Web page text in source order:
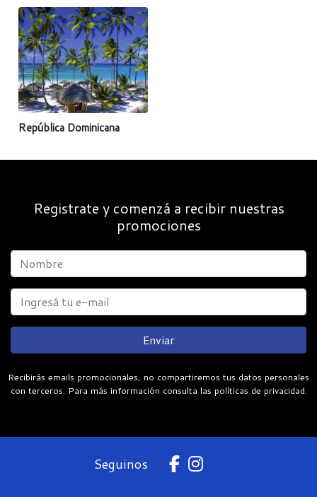
República Dominicana
Registrate y comenzá a recibir nuestras
promociones
Enviar
Recibirás emails promocionales, no compartiremos tus datos personales
con terceros. Para más información consulta las políticas de privacidad.
Seguinos